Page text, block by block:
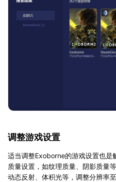
调整游戏设置
适当调整Exoborne的游戏设置也是
质量设置，如纹理质量、阴影质量
动态反射、体积光等，调整分辨率